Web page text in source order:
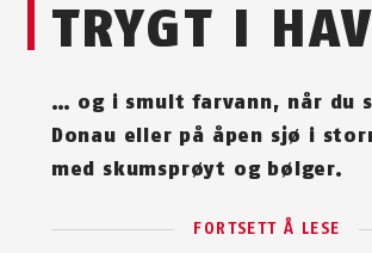
TRYGT I
… og i smult farvann, når du
Donau eller på åpen sjø i
med skumsprøyt og bølger.
FORTSETT Å LESE